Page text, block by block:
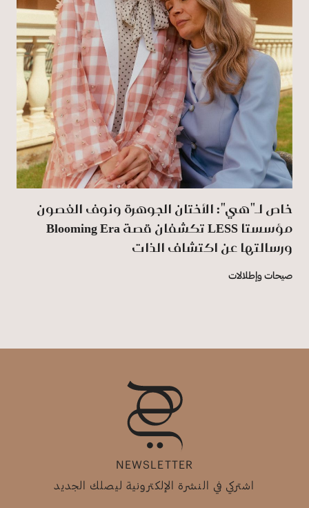
خاص لـ"هي": الأختان الجوهرة ونوف الغصون
مؤسستا LESS تكشفان قصة Blooming Era
ورسالتها عن اكتشاف الذات
صيحات وإطلالات
NEWSLETTER
اشتركي في النشرة الإلكترونية ليصلك الجديد